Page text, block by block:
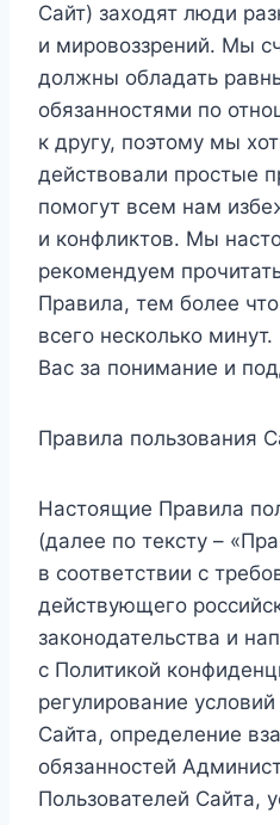
Сайт) заходят люди
и мировоззрений. Мы
должны обладать
обязанностями по
к другу, поэтому мы
действовали простые
помогут всем нам
и конфликтов. Мы
рекомендуем
Правила, тем более
всего несколько
Вас за понимание и
Правила пользования
Настоящие Правила
(далее по тексту –
в соответствии с
действующего
законодательства и
с Политикой
регулирование
Сайта, определение
обязанностей
Пользователей Сайта,